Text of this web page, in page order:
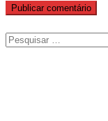
Pesquisar
por: